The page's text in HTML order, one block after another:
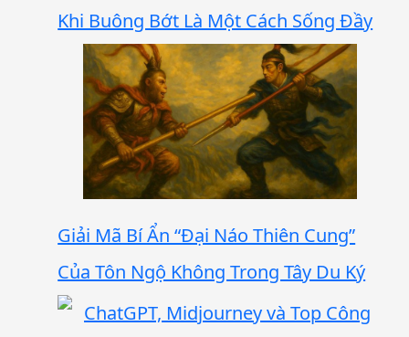
Khi Buông Bớt Là Một Cách Sống Đầy
Giải Mã Bí Ẩn “Đại Náo Thiên Cung”
Của Tôn Ngộ Không Trong Tây Du Ký